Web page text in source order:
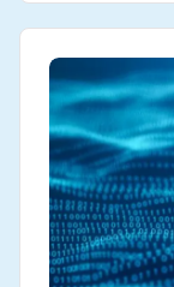
Banner image